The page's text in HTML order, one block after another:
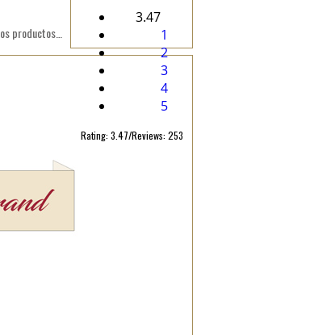
3.47
1
2
3
4
5
Rating: 3.47/Reviews: 253